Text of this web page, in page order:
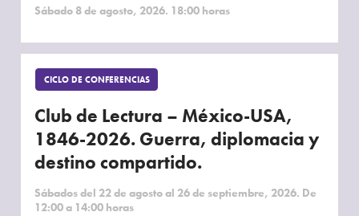
Sábado 8 de agosto, 2026. 18:00 horas
CICLO DE CONFERENCIAS
Club de Lectura – México-USA,
1846-2026. Guerra, diplomacia y
destino compartido.
Sábados del 22 de agosto al 26 de septiembre, 2026. De
12:00 a 14:00 horas